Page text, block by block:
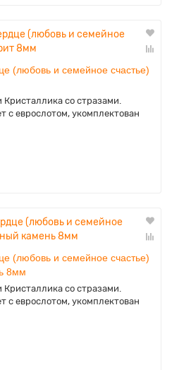
(любовь и семейное счастье)
со стразами.
с еврослотом, укомплектован
(любовь и семейное счастье)
8мм
со стразами.
с еврослотом, укомплектован